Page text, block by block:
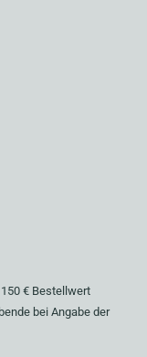
€ Bestellwert
bei Angabe der